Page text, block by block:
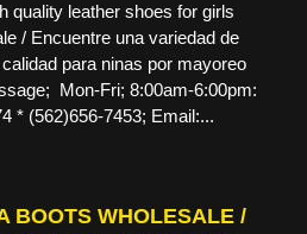
quality leather shoes for girls
/ Encuentre una variedad de
para ninas por mayoreo
Mon-Fri; 8:00am-6:00pm:
* (562)656-7453; Email:...
BOOTS WHOLESALE /